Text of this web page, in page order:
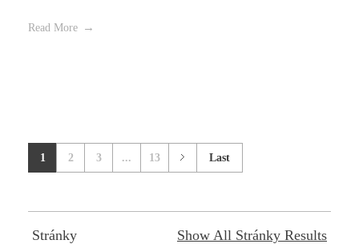
Read More
1 2 3 ... 13 Last
Stránky Show All Stránky Results